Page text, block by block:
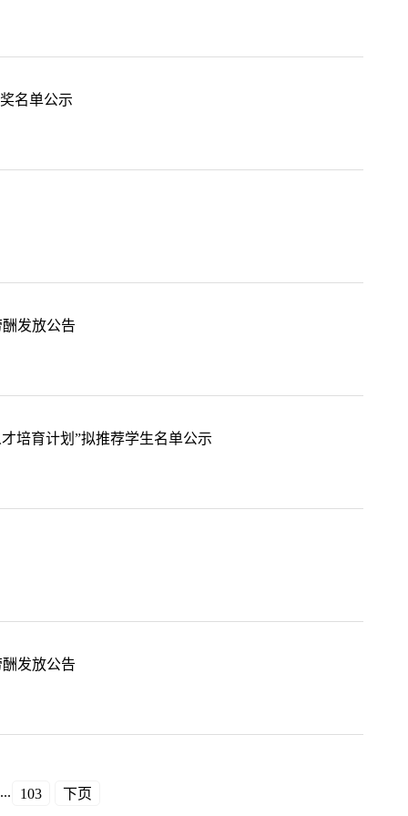
名单公示
发放公告
培育计划”拟推荐学生名单公示
发放公告
... 103 下页